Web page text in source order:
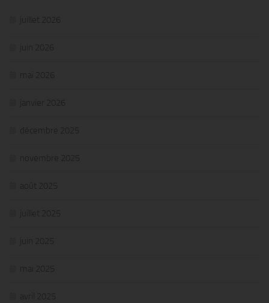
juillet 2026
juin 2026
mai 2026
janvier 2026
décembre 2025
novembre 2025
août 2025
juillet 2025
juin 2025
mai 2025
avril 2025